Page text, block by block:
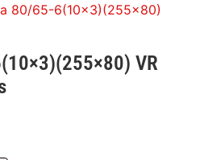
80/65-6(10×3)(255×80)
VR